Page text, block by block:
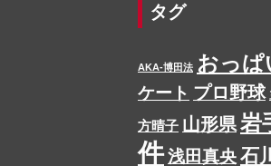
タグ
AKA-博田法 おっぱ
ケート プロ野球
方晴子 山形県岩
件浅田真央石